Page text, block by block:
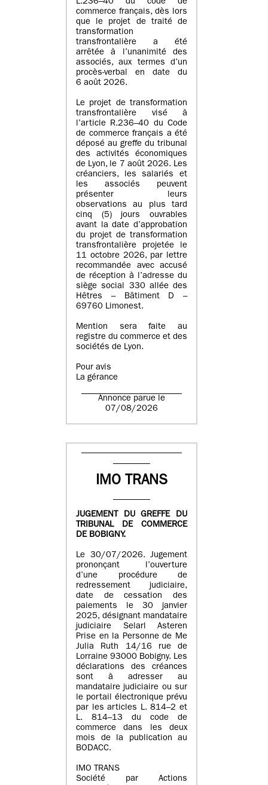
L.236–40 du code de
commerce français, dès lors
que le projet de traité de
transformation
transfrontalière a été
arrêtée à l’unanimité des
associés, aux termes d’un
procès-verbal en date du
6 août 2026.
Le projet de transformation
transfrontalière visé à
l’article R.236–40 du Code
de commerce français a été
déposé au greffe du tribunal
des activités économiques
de Lyon, le 7 août 2026. Les
créanciers, les salariés et
les associés peuvent
présenter leurs
observations au plus tard
cinq (5) jours ouvrables
avant la date d’approbation
du projet de transformation
transfrontalière projetée le
11 octobre 2026, par lettre
recommandée avec accusé
de réception à l’adresse du
siège social 330 allée des
Hêtres – Bâtiment D –
69760 Limonest.
Mention sera faite au
registre du commerce et des
sociétés de Lyon.
Pour avis
La gérance
Annonce parue le
07/08/2026
IMO TRANS
JUGEMENT DU GREFFE DU
TRIBUNAL DE COMMERCE
DE BOBIGNY.
Le 30/07/2026. Jugement
prononçant l’ouverture
d’une procédure de
redressement judiciaire,
date de cessation des
paiements le 30 janvier
2025, désignant mandataire
judiciaire Selarl Asteren
Prise en la Personne de Me
Julia Ruth 14/16 rue de
Lorraine 93000 Bobigny. Les
déclarations des créances
sont à adresser au
mandataire judiciaire ou sur
le portail électronique prévu
par les articles L. 814–2 et
L. 814–13 du code de
commerce dans les deux
mois de la publication au
BODACC.
IMO TRANS
Société par Actions